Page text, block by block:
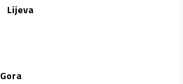
Lijeva